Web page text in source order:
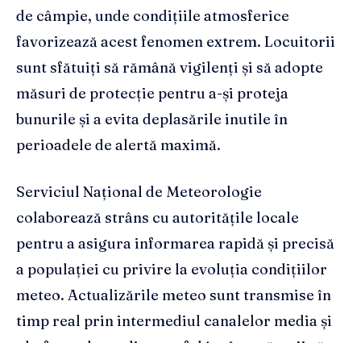
de câmpie, unde condițiile atmosferice
favorizează acest fenomen extrem. Locuitorii
sunt sfătuiți să rămână vigilenți și să adopte
măsuri de protecție pentru a-și proteja
bunurile și a evita deplasările inutile în
perioadele de alertă maximă.
Serviciul Național de Meteorologie
colaborează strâns cu autoritățile locale
pentru a asigura informarea rapidă și precisă
a populației cu privire la evoluția condițiilor
meteo. Actualizările meteo sunt transmise în
timp real prin intermediul canalelor media și